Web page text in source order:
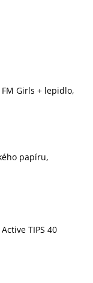
Girls + lepidlo,
papíru,
TIPS 40